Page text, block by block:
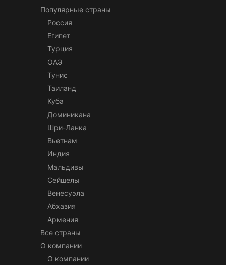
Популярные страны
Россия
Египет
Турция
ОАЭ
Тунис
Таиланд
Куба
Доминикана
Шри-Ланка
Вьетнам
Индия
Мальдивы
Сейшелы
Венесуэла
Абхазия
Армения
Все страны
О компании
О компании